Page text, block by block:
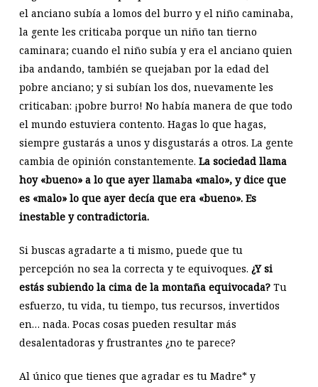
el anciano subía a lomos del burro y el niño caminaba,
la gente les criticaba porque un niño tan tierno
caminara; cuando el niño subía y era el anciano quien
iba andando, también se quejaban por la edad del
pobre anciano; y si subían los dos, nuevamente les
criticaban: ¡pobre burro! No había manera de que todo
el mundo estuviera contento. Hagas lo que hagas,
siempre gustarás a unos y disgustarás a otros. La gente
cambia de opinión constantemente. La sociedad llama
hoy «bueno» a lo que ayer llamaba «malo», y dice que
es «malo» lo que ayer decía que era «bueno». Es
inestable y contradictoria.
Si buscas agradarte a ti mismo, puede que tu
percepción no sea la correcta y te equivoques. ¿Y si
estás subiendo la cima de la montaña equivocada?Tu
esfuerzo, tu vida, tu tiempo, tus recursos, invertidos
en… nada. Pocas cosas pueden resultar más
desalentadoras y frustrantes ¿no te parece?
Al único que tienes que agradar es tu Madre* y